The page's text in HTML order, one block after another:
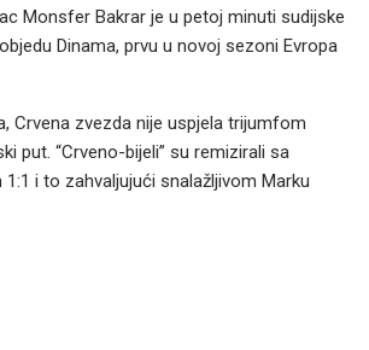
Monsfer Bakrar je u petoj minuti sudijske
Dinama, prvu u novoj sezoni Evropa
Crvena zvezda nije uspjela trijumfom
put. “Crveno-bijeli” su remizirali sa
i to zahvaljujući snalažljivom Marku